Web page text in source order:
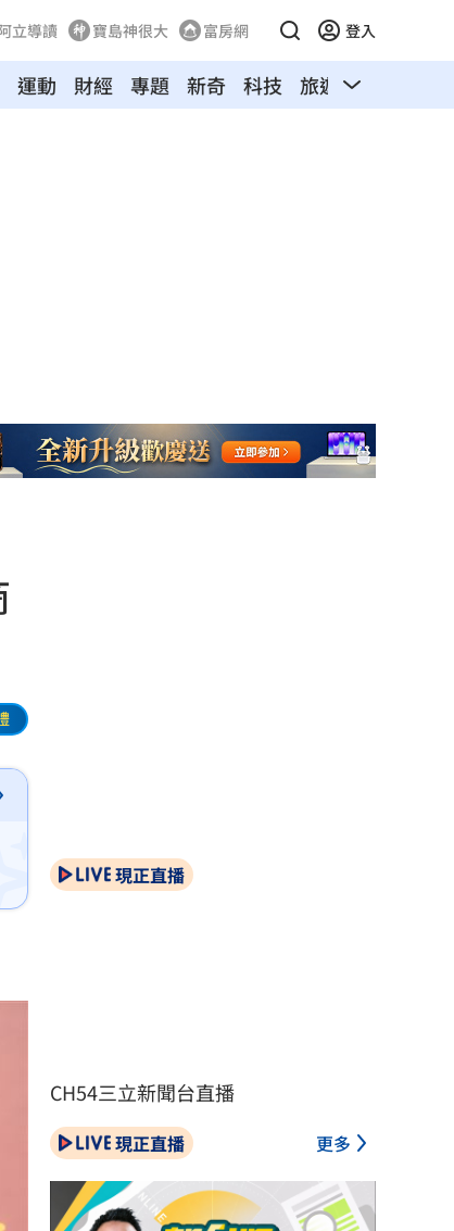
立導讀 寶島神很大 富房網 登入
運動 財經 專題 新奇 科技 旅遊 汽車
現正直播
CH54三立新聞台直播
現正直播 更多